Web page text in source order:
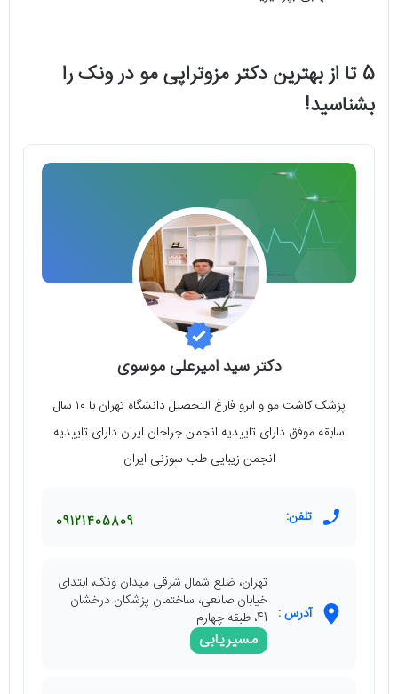
5 تا از بهترین دکتر مزوتراپی مو در ونک را
بشناسید!
دکتر سید امیرعلی موسوی
پزشک کاشت مو و ابرو فارغ التحصیل دانشگاه تهران با ۱۰ سال
سابقه موفق دارای تاییدیه انجمن جراحان ایران دارای تاییدیه
انجمن زیبایی طب سوزنی ایران
تلفن: 09121405809
آدرس :
تهران، ضلع شمال شرقی میدان ونک، ابتدای
خیابان صانعی، ساختمان پزشکان درخشان
41، طبقه چهارم
مسیریابی